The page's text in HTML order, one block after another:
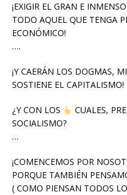
¡EXIGIR EL GRAN E
TODO AQUEL QUE TENGA
ECONÓMICO!
….
¡Y CAERÁN LOS DOGMAS,
SOSTIENE EL CAPITALISMO!
¿Y CON LOS
CUALES,
SOCIALISMO?
…
¡COMENCEMOS POR
PORQUE TAMBIÉN
( COMO PIENSAN TODOS